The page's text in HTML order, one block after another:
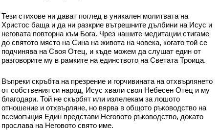
Тези стихове ни дават поглед в уникален молитвата на
Христос баща и да ни разкрие вътрешните дълбини на Исус и
неговата повторна към Бога. Чрез нашите медитации стигаме
до святото място на Сина на живота на човека, когато той се
подчинява на Своя Отец, и къде можем да слушат един от
разговорите му в рамките на единството на Светата Троица.
Въпреки скръбта на презрение и горчивината на отхвърлянето
от собствения си народ, Исус хвали своя Небесен Отец и му
благодари. Той не скърбят или излелекам за лошото
отношение и отхвърляне, но вярва в общото ръководство на
всемогъщия Един представи Неговото ръководство, докато
прослава на Неговото свято име.